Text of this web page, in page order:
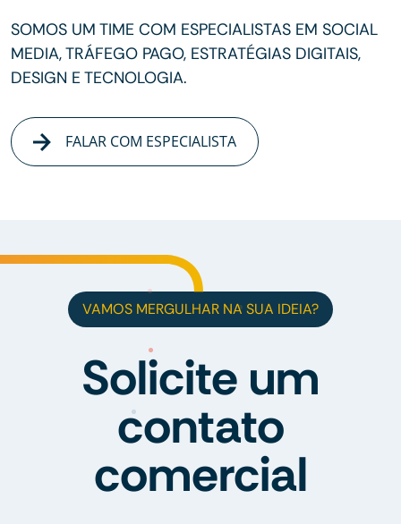
SOMOS UM TIME COM ESPECIALISTAS EM SOCIAL
MEDIA, TRÁFEGO PAGO, ESTRATÉGIAS DIGITAIS,
DESIGN E TECNOLOGIA.
FALAR COM ESPECIALISTA
VAMOS MERGULHAR NA SUA IDEIA?
Solicite um
contato
comercial